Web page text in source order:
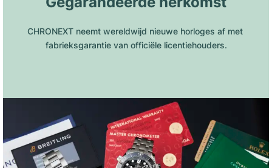
CHRONEXT neemt wereldwijd nieuwe horloges af met
fabrieksgarantie van officiële licentiehouders.